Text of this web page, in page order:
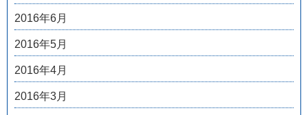
2016年6月
2016年5月
2016年4月
2016年3月